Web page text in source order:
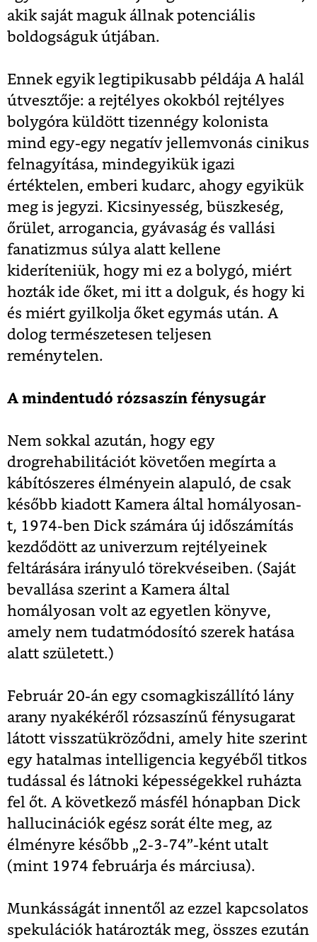
akik saját maguk állnak potenciális
boldogságuk útjában.
Ennek egyik legtipikusabb példája A halál
útvesztője: a rejtélyes okokból rejtélyes
bolygóra küldött tizennégy kolonista
mind egy-egy negatív jellemvonás cinikus
felnagyítása, mindegyikük igazi
értéktelen, emberi kudarc, ahogy egyikük
meg is jegyzi. Kicsinyesség, büszkeség,
őrület, arrogancia, gyávaság és vallási
fanatizmus súlya alatt kellene
kideríteniük, hogy mi ez a bolygó, miért
hozták ide őket, mi itt a dolguk, és hogy ki
és miért gyilkolja őket egymás után. A
dolog természetesen teljesen
reménytelen.
A mindentudó rózsaszín fénysugár
Nem sokkal azután, hogy egy
drogrehabilitációt követően megírta a
kábítószeres élményein alapuló, de csak
később kiadott Kamera által homályosan-
t, 1974-ben Dick számára új időszámítás
kezdődött az univerzum rejtélyeinek
feltárására irányuló törekvéseiben. (Saját
bevallása szerint a Kamera által
homályosan volt az egyetlen könyve,
amely nem tudatmódosító szerek hatása
alatt született.)
Február 20-án egy csomagkiszállító lány
arany nyakékéről rózsaszínű fénysugarat
látott visszatükröződni, amely hite szerint
egy hatalmas intelligencia kegyéből titkos
tudással és látnoki képességekkel ruházta
fel őt. A következő másfél hónapban Dick
hallucinációk egész sorát élte meg, az
élményre később „2-3-74”-ként utalt
(mint 1974 februárja és márciusa).
Munkásságát innentől az ezzel kapcsolatos
spekulációk határozták meg, összes ezután